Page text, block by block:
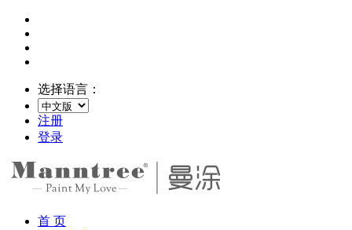
选择语言：
注册
登录
首 页